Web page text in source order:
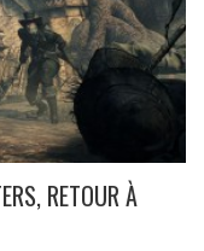
RETOUR À